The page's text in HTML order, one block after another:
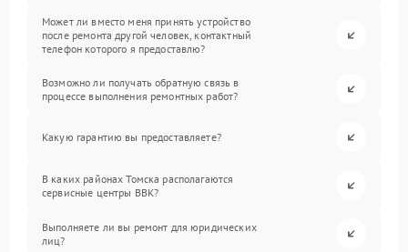
Может ли вместо меня принять устройство
после ремонта другой человек, контактный
телефон которого я предоставлю?
Возможно ли получать обратную связь в
процессе выполнения ремонтных работ?
Какую гарантию вы предоставляете?
В каких районах Томска располагаются
сервисные центры BBK?
Выполняете ли вы ремонт для юридических
лиц?